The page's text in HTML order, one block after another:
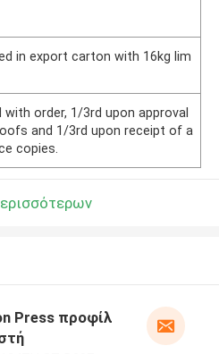
in export carton with 16kg lim
with order, 1/3rd upon approval
and 1/3rd upon receipt of a
copies.
Press προφίλ